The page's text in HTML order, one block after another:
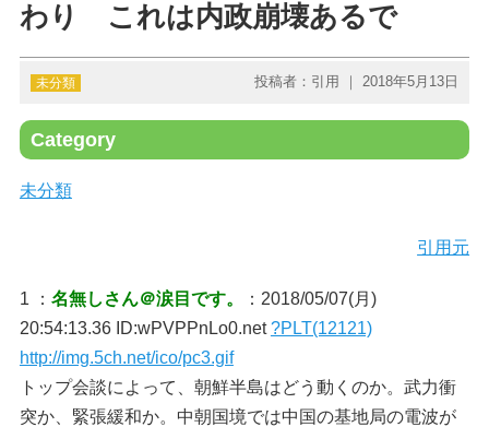
わり これは内政崩壊あるで
未分類 投稿者：引用 ｜ 2018年5月13日
Category
未分類
引用元
1 ： 名無しさん＠涙目です。
：2018/05/07(月)
20:54:13.36 ID:wPVPPnLo0.net?PLT(12121)
http://img.5ch.net/ico/pc3.gif
トップ会談によって、朝鮮半島はどう動くのか。武力衝
突か、緊張緩和か。中朝国境では中国の基地局の電波が